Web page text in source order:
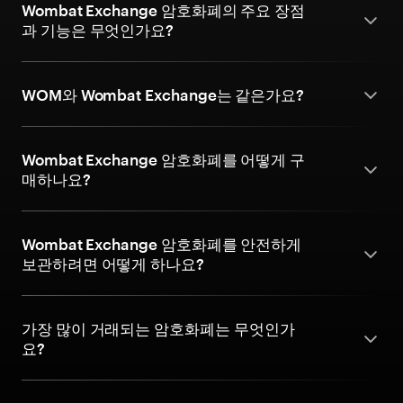
Wombat Exchange 암호화폐의 주요 장점
과 기능은 무엇인가요?
WOM와 Wombat Exchange는 같은가요?
Wombat Exchange 암호화폐를 어떻게 구
매하나요?
Wombat Exchange 암호화폐를 안전하게
보관하려면 어떻게 하나요?
가장 많이 거래되는 암호화폐는 무엇인가
요?